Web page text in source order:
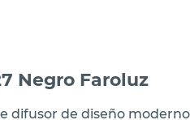
Negro Faroluz
difusor de diseño